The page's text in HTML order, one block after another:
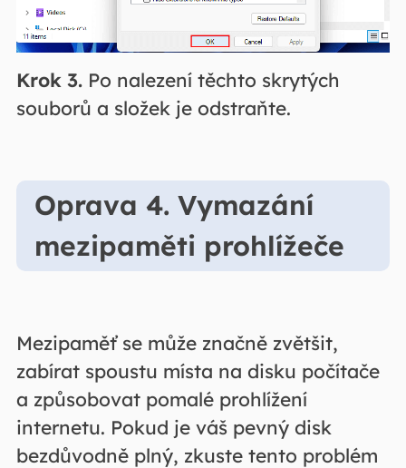
Krok 3.Po nalezení těchto skrytých
souborů a složek je odstraňte.
Oprava 4. Vymazání
mezipaměti prohlížeče
Mezipaměť se může značně zvětšit,
zabírat spoustu místa na disku počítače
a způsobovat pomalé prohlížení
internetu. Pokud je váš pevný disk
bezdůvodně plný, zkuste tento problém